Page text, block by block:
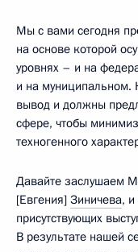
Мы с вами сегодня
на основе которой
уровнях – и на
и на муниципальном.
вывод и должны
сфере, чтобы
техногенного
Давайте заслушаем
[Евгения] Зиничева,
присутствующих
В результате нашей